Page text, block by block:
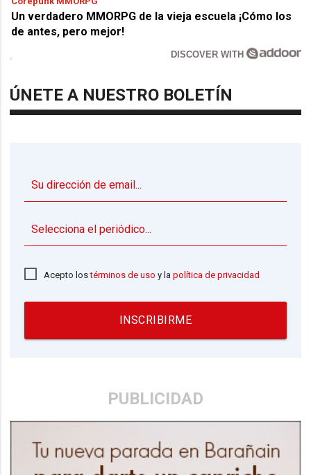
Un verdadero MMORPG de la vieja escuela ¡Cómo los
de antes, pero mejor!
DISCOVER WITH
ÚNETE A NUESTRO BOLETÍN
Acepto lostérminos de uso y lapolítica de privacidad
INSCRIBIRME
PUBLICIDAD